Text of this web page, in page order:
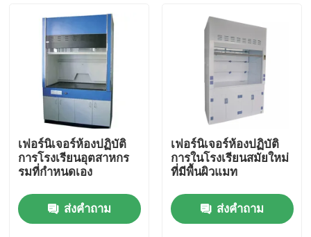
เฟอร์นิเจอร์ห้องปฏิบัติ
การโรงเรียนอุตสาหกร
รมที่กําหนดเอง
ส่งคำถาม
เฟอร์นิเจอร์ห้องปฏิบัติ
การในโรงเรียนสมัยใหม่
ที่มีพื้นผิวแมท
ส่งคำถาม